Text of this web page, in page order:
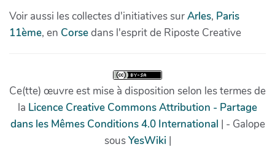
Voir aussi les collectes d'initiatives surArles, Paris
11ème, en Corsedans l'esprit de Riposte Creative
Ce(tte) œuvre est mise à disposition selon les termes de
la Licence Creative Commons Attribution - Partage
dans les Mêmes Conditions 4.0 International | - Galope
sousYesWiki |